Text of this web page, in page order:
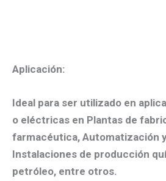
Aplicación:
Ideal para ser utilizado en
o eléctricas en Plantas de
farmacéutica, Automatización
Instalaciones de producción
petróleo, entre otros.